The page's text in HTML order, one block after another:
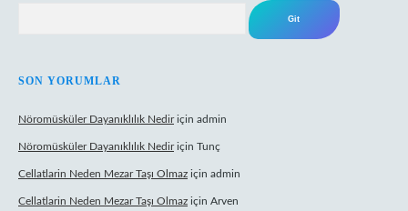
SON YORUMLAR
Nöromüsküler Dayanıklılık Nediriçin admin
Nöromüsküler Dayanıklılık Nediriçin Tunç
Cellatlarin Neden Mezar Taşı Olmaz için admin
Cellatlarin Neden Mezar Taşı Olmaz için Arven